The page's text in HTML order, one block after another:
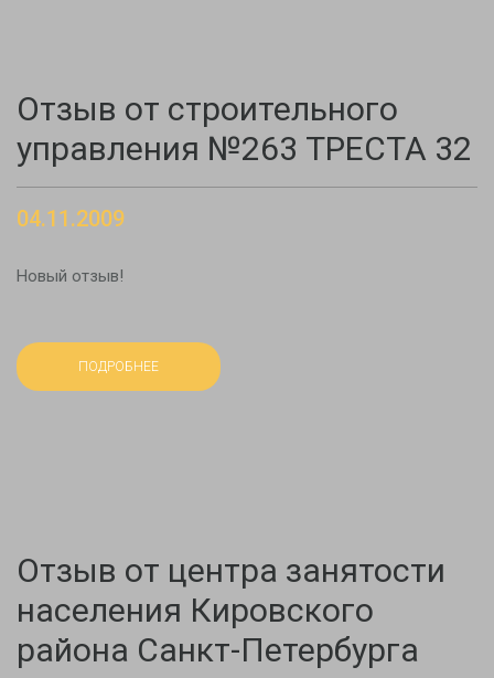
Отзыв от строительного
управления №263 ТРЕСТА 32
04.11.2009
Новый отзыв!
ПОДРОБНЕЕ
Отзыв от центра занятости
населения Кировского
района Санкт-Петербурга